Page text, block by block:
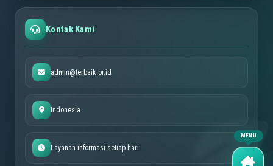
Kontak Kami
admin@terbaik.or.id
Indonesia
Layanan informasi setiap hari